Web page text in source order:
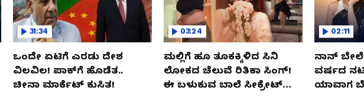
31:34
ಒಂದೇ ಏಟಿಗೆ ಎರಡು ದೇಶ
ವಿಲವಿಲ! ಪಾಕ್​​ಗೆ ಹೊಡೆತ..
ಚೀನಾ ಮಾರ್ಕೆಟ್​ ಕುಸಿತ!
03:24
ಮಲ್ಲಿಗೆ ಹೂ ತೂಕಕ್ಕಿಳಿದ ಸಿನಿ
ಲೋಕದ ಚೆಲುವೆ ರಿತಿಕಾ ಸಿಂಗ್!‌
ಈ ಬಳುಕುವ ಬಾಲೆ ಸೀಕ್ರೇಟ್‌
02:11
ನಾನ್
ವರ್ಷದ ನಟಿ
ಯಾವಾಗ